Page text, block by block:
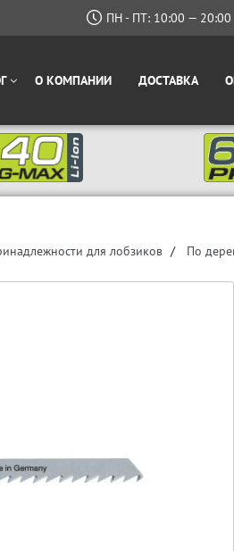
ПН - ПТ: 10:00 — 20:00
О КОМПАНИИ ДОСТАВКА
для лобзиков По